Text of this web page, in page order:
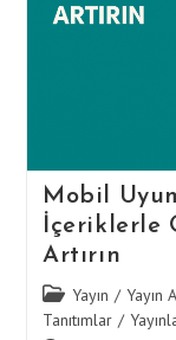
Mobil
İçeriklerle
Artırın
Post
category:
Yayın / Yayın
Tanıtımlar /